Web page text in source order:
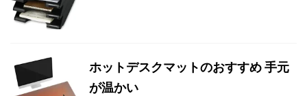
ホットデスクマットのおすすめ 手元
が温かい